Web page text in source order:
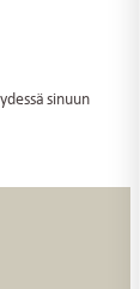
sinuun